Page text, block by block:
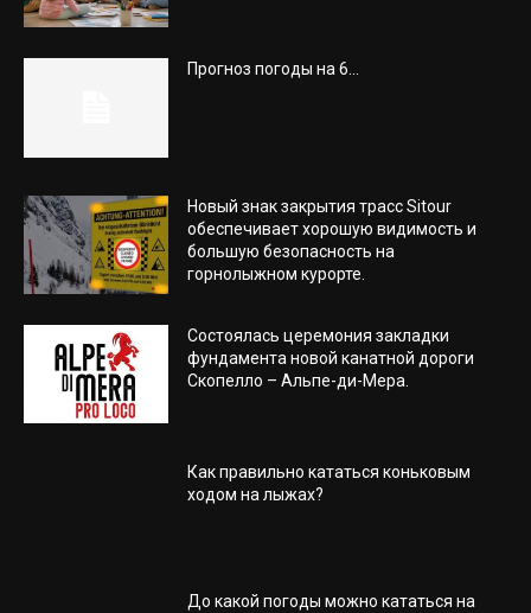
Прогноз погоды на 6...
Новый знак закрытия трасс Sitour
обеспечивает хорошую видимость и
большую безопасность на
горнолыжном курорте.
Состоялась церемония закладки
фундамента новой канатной дороги
Скопелло – Альпе-ди-Мера.
Как правильно кататься коньковым
ходом на лыжах?
До какой погоды можно кататься на